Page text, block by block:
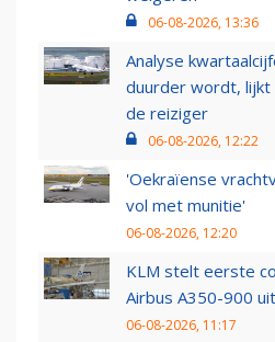
06-08-2026, 13:36
Analyse
duurder wordt,
de reiziger
06-08-2026, 12:22
'Oekraïense
vol met munitie'
06-08-2026, 12:20
KLM stelt eerste
Airbus A350-900 uit
06-08-2026, 11:17